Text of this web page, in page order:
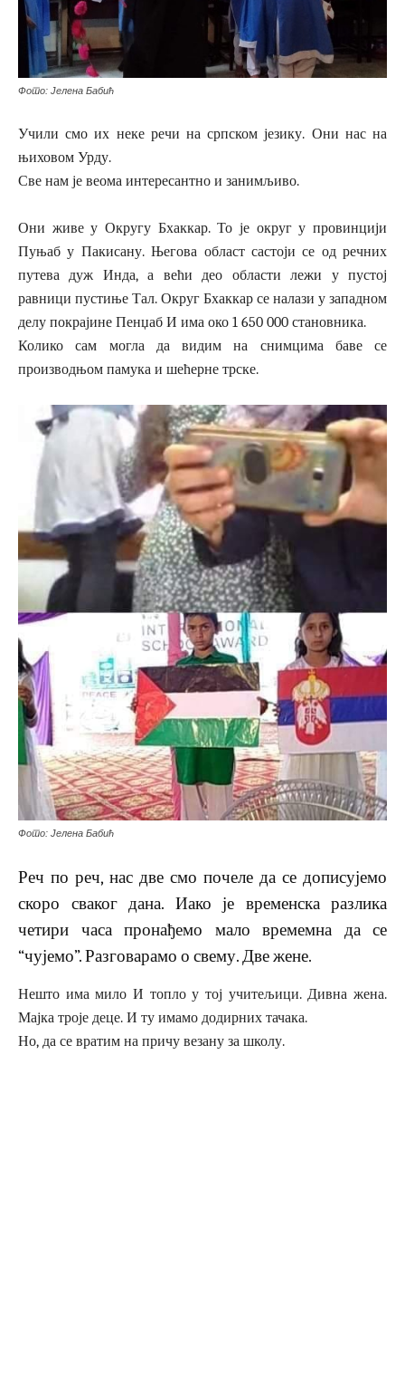
Фото: Јелена Бабић
Учили смо их неке речи на српском језику. Они нас на
њиховом Урду.
Све нам је веома интересантно и занимљиво.
Они живе у Округу Бхаккар. То је округ у провинцији
Пуњаб у Пакисану. Његова област састоји се од речних
путева дуж Инда, а већи део области лежи у пустој
равници пустиње Тал. Округ Бхаккар се налази у западном
делу покрајине Пенџаб И има око 1 650 000 становника.
Колико сам могла да видим на снимцима баве се
производњом памука и шећерне трске.
Фото: Јелена Бабић
Реч по реч, нас две смо почеле да се дописујемо
скоро сваког дана. Иако је временска разлика
четири часа пронађемо мало времемна да се
“чујемо”. Разговарамо о свему. Две жене.
Нешто има мило И топло у тој учитељици. Дивна жена.
Мајка троје деце. И ту имамо додирних тачака.
Но, да се вратим на причу везану за школу.